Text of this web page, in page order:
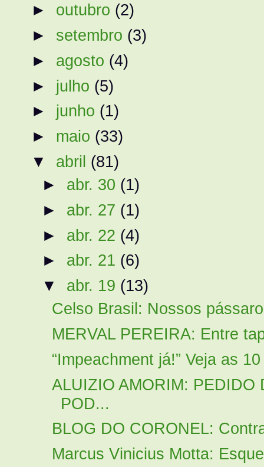
► outubro (2)
► setembro (3)
► agosto (4)
► julho (5)
► junho (1)
► maio (33)
▼ abril (81)
► abr. 30 (1)
► abr. 27 (1)
► abr. 22 (4)
► abr. 21 (6)
▼ abr. 19 (13)
Celso Brasil: Nossos
MERVAL PEREIRA: Entre
“Impeachment já!” Veja as
ALUIZIO AMORIM: PEDIDO
POD...
BLOG DO CORONEL:
Marcus Vinicius Motta: